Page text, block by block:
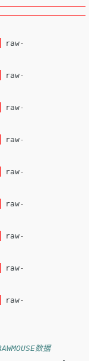
raw-
raw-
raw-
raw-
raw-
raw-
raw-
raw-
raw-
数据